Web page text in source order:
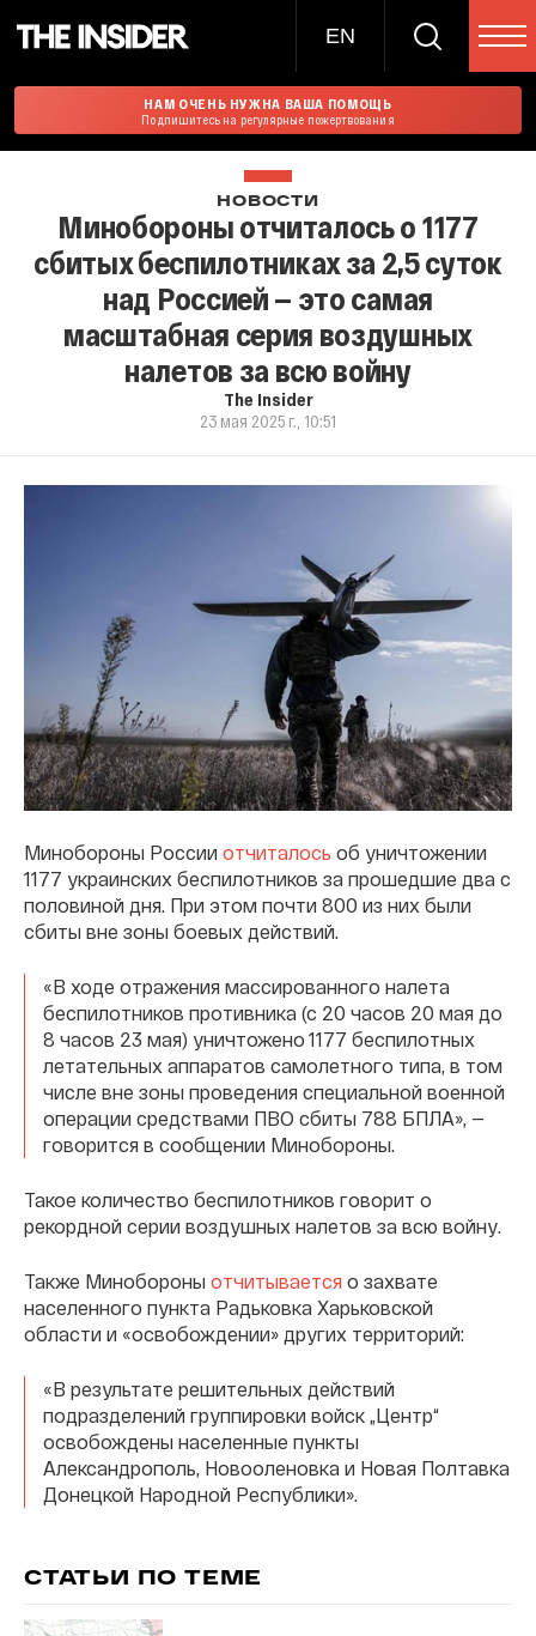
EN
НАМ ОЧЕНЬ НУЖНА ВАША ПОМОЩЬ
Подпишитесь на регулярные пожертвования
НОВОСТИ
Минобороны отчиталось о 1177
сбитых беспилотниках за 2,5 суток
над Россией — это самая
масштабная серия воздушных
налетов за всю войну
The Insider
23 мая 2025 г., 10:51
Минобороны России отчиталось об уничтожении
1177 украинских беспилотников за прошедшие два с
половиной дня. При этом почти 800 из них были
сбиты вне зоны боевых действий.
«В ходе отражения массированного налета
беспилотников противника (с 20 часов 20 мая до
8 часов 23 мая) уничтожено 1177 беспилотных
летательных аппаратов самолетного типа, в том
числе вне зоны проведения специальной военной
операции средствами ПВО сбиты 788 БПЛА», —
говорится в сообщении Минобороны.
Такое количество беспилотников говорит о
рекордной серии воздушных налетов за всю войну.
Также Минобороны отчитывается о захвате
населенного пункта Радьковка Харьковской
области и «освобождении» других территорий:
«В результате решительных действий
подразделений группировки войск „Центр“
освобождены населенные пункты
Александрополь, Новооленовка и Новая Полтавка
Донецкой Народной Республики».
СТАТЬИ ПО ТЕМЕ